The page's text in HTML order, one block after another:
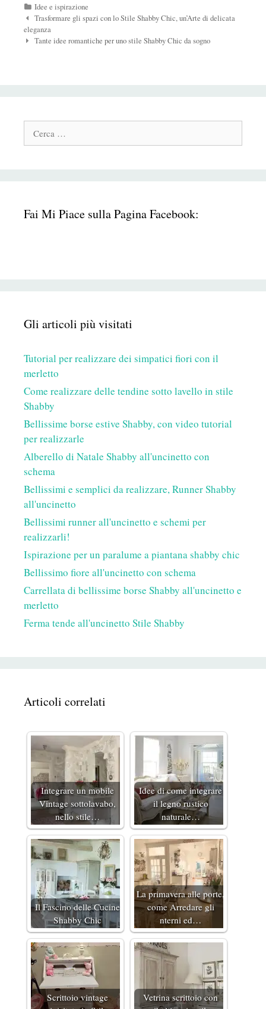
Categorie
Idee e ispirazione
Navigazione
Post
Trasformare gli spazi con lo Stile Shabby Chic, un’Arte di delicata
eleganza
Tante idee romantiche per uno stile Shabby Chic da sogno
Cerca:
Fai Mi Piace sulla Pagina Facebook:
Gli articoli più visitati
Tutorial per realizzare dei simpatici fiori con il
merletto
Come realizzare delle tendine sotto lavello in stile
Shabby
Bellissime borse estive Shabby, con video tutorial
per realizzarle
Alberello di Natale Shabby all'uncinetto con
schema
Bellissimi e semplici da realizzare, Runner Shabby
all'uncinetto
Bellissimi runner all'uncinetto e schemi per
realizzarli!
Ispirazione per un paralume a piantana shabby chic
Bellissimo fiore all'uncinetto con schema
Carrellata di bellissime borse Shabby all'uncinetto e
merletto
Ferma tende all'uncinetto Stile Shabby
Articoli correlati
Integrare un mobile
Vintage sottolavabo,
nello stile…
Idee di come integrare
il legno rustico
naturale…
Il Fascino delle Cucine
Shabby Chic
La primavera alle porte,
come Arredare gli
nterni ed…
Scrittoio vintage
Vetrina scrittoio con